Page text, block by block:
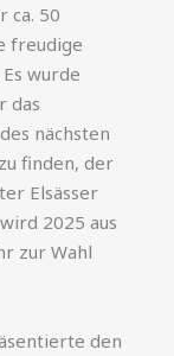
ca. 50
freudige
wurde
das
nächsten
finden, der
Elsässer
2025 aus
zur Wahl
den